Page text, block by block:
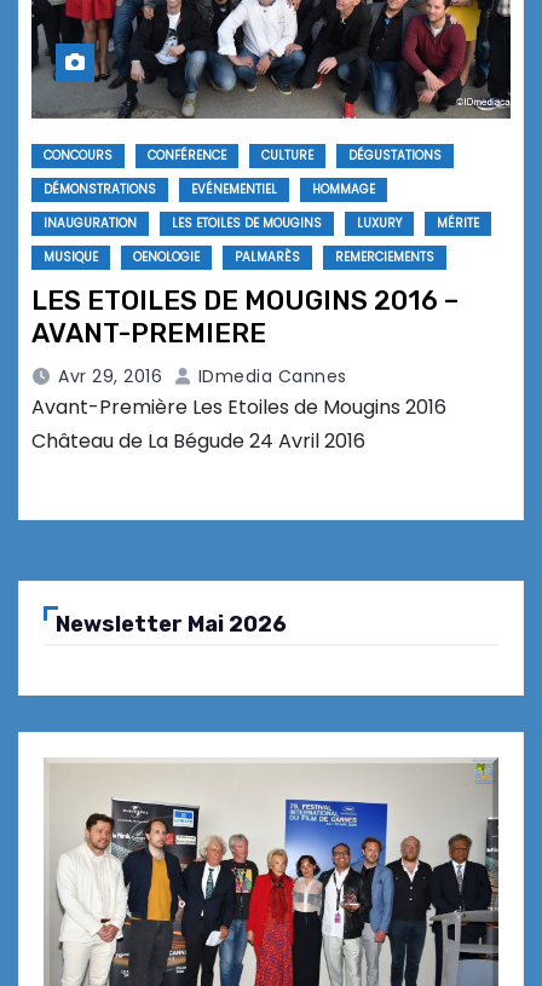
CONCOURS CONFÉRENCE CULTURE
DÉGUSTATIONS
DÉMONSTRATIONS
EVÉNEMENTIEL
HOMMAGE
INAUGURATION
LES ETOILES DE MOUGINS LUXURY
MÉRITE
MUSIQUE
OENOLOGIE PALMARÈS REMERCIEMENTS
LES ETOILES DE MOUGINS 2016 –
AVANT-PREMIERE
Avr 29, 2016 IDmedia Cannes
Avant-Première Les Etoiles de Mougins 2016
Château de La Bégude 24 Avril 2016
Newsletter Mai 2026